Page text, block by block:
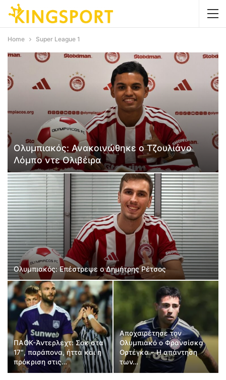
Home Super League 1
Ολυμπιακός: Ανακοινώθηκε ο Τζουλιάνο
Λόμπο ντε Ολιβέιρα
Ολυμπιακός: Επέστρεψε ο Δημήτρης Ρέτσος
ΠΑΟΚ-Άντερλεχτ: Σοκ στα
17″, παράπονα, ήττα και η
πρόκριση στις…
Αποχαιρέτησε τον
Ολυμπιακό ο Φρανσίσκο
Ορτέγκα – Η απάντηση
των…